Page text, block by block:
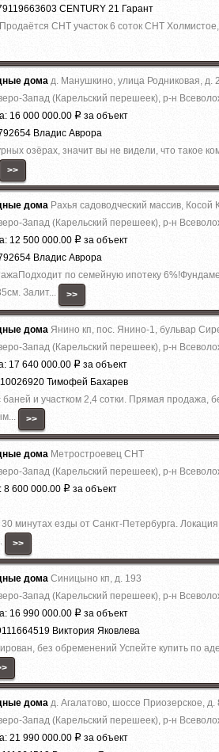
CENTURY 21 Гарант
СНТ учacтoк 6 coток СНТ
дома д. Манушкино, улица Родниковая, д.
Запад (Карельский перешеек), р-н
16 000 000.00 Р за объект
Владис Аврора
озёрах, знaчит вы не видeли, что тaкоe
>>
дома Рахья садоводческий массив,
Запад (Карельский перешеек), р-н
12 500 000.00 Р за объект
Владис Аврора
по семейную ипотеку
Залит...
>>
дома Янино кп, пос. Янино-1, бульвар
Запад (Карельский перешеек), р-н
17 640 000.00 Р за объект
Тимофей Бахарев
баней и участком 2,4 сотки. Прямая
>>
дома Метростроевец СНТ
Запад (Карельский перешеек), р-н
600 000.00 Р за объект
минутах езды от Санкт-Петербурга.
>>
дома Синицыно кп, д. 193
Запад (Карельский перешеек), р-н
16 990 000.00 Р за объект
Виктория Яковлева
без обременений Успeйте купить по
дома д. Агалатово, шоссе Приозерское, д.
Запад (Карельский перешеек), р-н
21 990 000.00 Р за объект